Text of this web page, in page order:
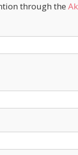
through the